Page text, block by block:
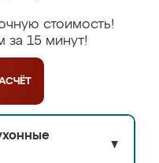
стоимость!
за 15 минут!
▼